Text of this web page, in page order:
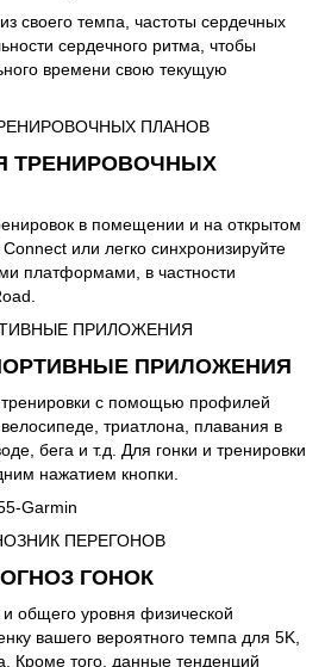
своего темпа, частоты сердечных
сердечного ритма, чтобы
времени свою текущую
ТРЕНИРОВОЧНЫХ
в помещении и на открытом
или легко синхронизируйте
платформами, в частности
ПРИЛОЖЕНИЯ
тренировки с помощью профилей
триатлона, плавания в
бега и т.д. Для гонки и тренировки
нажатием кнопки.
ГОНОК
общего уровня физической
вашего вероятного темпа для 5K,
Кроме того, данные тенденций